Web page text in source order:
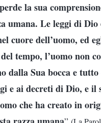
la sua
umana. Le leggi di
cuore dell’uomo, ed
tempo, l’uomo non
dalla Sua bocca e
e ai decreti di Dio, e
che ha creato in